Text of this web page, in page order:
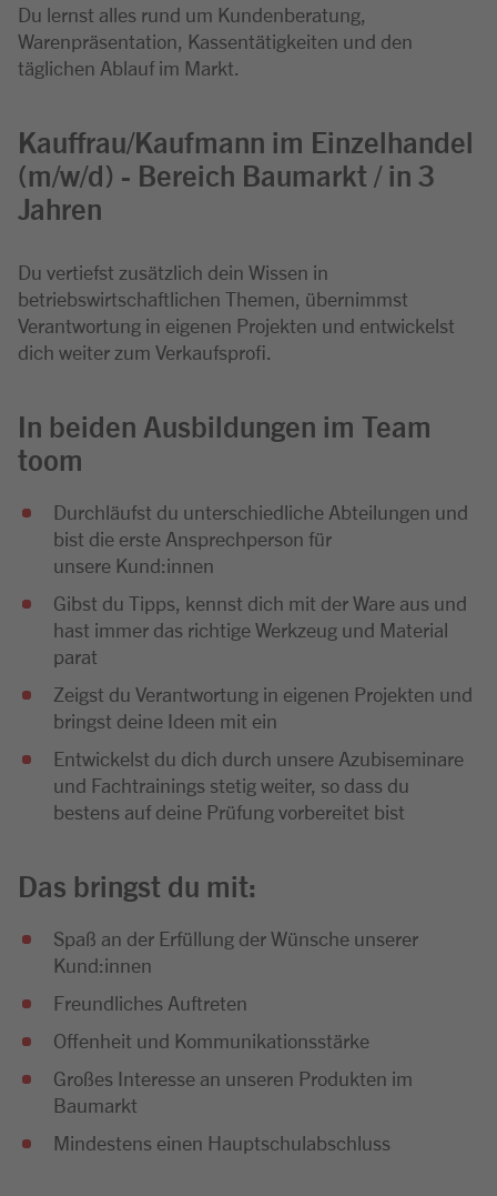
Du lernst alles rund um Kundenberatung,
Warenpräsentation, Kassentätigkeiten und den
täglichen Ablauf im Markt.
Kauffrau/Kaufmann im Einzelhandel
(m/w/d) - Bereich Baumarkt / in 3
Jahren
Du vertiefst zusätzlich dein Wissen in
betriebswirtschaftlichen Themen, übernimmst
Verantwortung in eigenen Projekten und entwickelst
dich weiter zum Verkaufsprofi.
In beiden Ausbildungen im Team
toom
Durchläufst du unterschiedliche Abteilungen und
bist die erste Ansprechperson für
unsere Kund:innen
Gibst du Tipps, kennst dich mit der Ware aus und
hast immer das richtige Werkzeug und Material
parat
Zeigst du Verantwortung in eigenen Projekten und
bringst deine Ideen mit ein
Entwickelst du dich durch unsere Azubiseminare
und Fachtrainings stetig weiter, so dass du
bestens auf deine Prüfung vorbereitet bist
Das bringst du mit:
Spaß an der Erfüllung der Wünsche unserer
Kund:innen
Freundliches Auftreten
Offenheit und Kommunikationsstärke
Großes Interesse an unseren Produkten im
Baumarkt
Mindestens einen Hauptschulabschluss